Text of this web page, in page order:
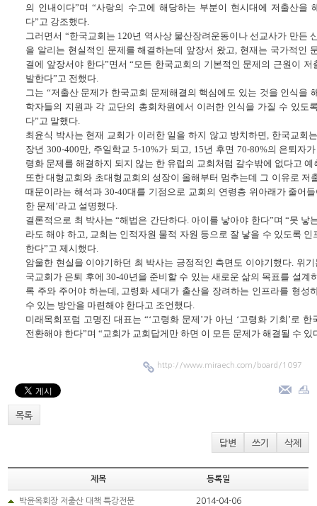
의 인내이다”며 “사랑의 수고에 해당하는 부분이 현시대에 저출산을
다”고 강조했다.
그러면서 “한국교회는 120년 역사상 물산장려운동이나 선교사가 만든
을 알리는 현실적인 문제를 해결하는데 앞장서 왔고, 현재는 국가적인
결에 앞장서야 한다”면서 “모든 한국교회의 기본적인 문제의 근원이 저
발한다”고 전했다.
그는 “저출산 문제가 한국교회 문제해결의 핵심에도 있는 것을 인식을
학자들의 지원과 각 교단의 총회차원에서 이러한 인식을 가질 수 있도
다”고 말했다.
최윤식 박사는 현재 교회가 이러한 일을 하지 않고 방치하면, 한국교회
장년 300-400만, 주일학교 5-10%가 되고, 15년 후면 70-80%의 은퇴자
령화 문제를 해결하지 되지 않는 한 유럽의 교회처럼 갈수밖에 없다고 예
또한 대형교회와 초대형교회의 성장이 올해부터 멈추는데 그 이유로 저
때문이라는 해석과 30-40대를 기점으로 교회의 연령층 위아래가 줄어
한 문제’라고 설명했다.
결론적으로 최 박사는 “해법은 간단하다. 아이를 낳아야 한다”며 “못 낳
라도 해야 하고, 교회는 인적자원 물적 자원 등으로 잘 낳을 수 있도록 인
한다”고 제시했다.
암울한 현실을 이야기하던 최 박사는 긍정적인 측면도 이야기했다. 위
국교회가 은퇴 후에 30-40년을 준비할 수 있는 새로운 삶의 목표를 설계
록 주와 주어야 하는데, 고령화 세대가 출산을 장려하는 인프라를 형성
수 있는 방안을 마련해야 한다고 조언했다.
미래목회포럼 고명진 대표는 “‘고령화 문제’가 아닌 ‘고령화 기회’로
전환해야 한다”며 “교회가 교회답게만 하면 이 모든 문제가 해결될 수 있
http://www.miraech.com/board/1097
목록
답변 쓰기 삭제
제목 등록일
박윤옥회장 저출산 대책 특강전문 2014-04-06